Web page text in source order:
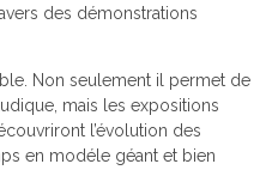
des démonstrations
Non seulement il permet de
mais les expositions
l’évolution des
en modéle géant et bien